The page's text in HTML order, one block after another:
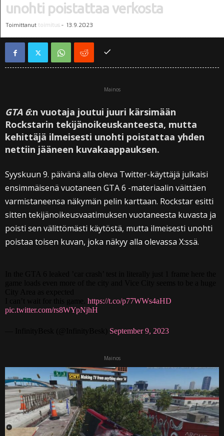
unohti poistattaa verkosta
Toimittanut toimitus - 13.9.2023
Mainos
GTA 6:n vuotaja joutui juuri kärsimään
Rockstarin tekijänoikeuskanteesta, mutta
kehittäjä ilmeisesti unohti poistattaa yhden
nettiin jääneen kuvakaappauksen.
Syyskuun 9. päivänä alla oleva Twitter-käyttäjä julkaisi
ensimmäisenä vuotaneen GTA 6 -materiaalin väittäen
varmistaneensa näkymän pelin karttaan. Rockstar esitti
sitten tekijänoikeusvaatimuksen vuotaneesta kuvasta ja
poisti sen välittömästi käytöstä, mutta ilmeisesti unohti
poistaa toisen kuvan, joka näkyy alla olevassa X:ssä.
https://t.co/p77WWs4aHD
pic.twitter.com/rs8WYpNjhH
September 9, 2023
Mainos